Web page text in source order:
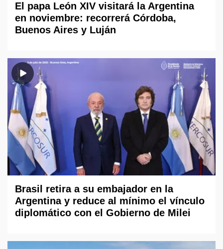
El papa León XIV visitará la Argentina
en noviembre: recorrerá Córdoba,
Buenos Aires y Luján
Brasil retira a su embajador en la
Argentina y reduce al mínimo el vínculo
diplomático con el Gobierno de Milei